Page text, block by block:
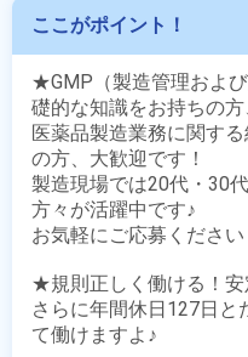
ここがポイント！
★GMP（製造管理およ
礎的な知識をお持ちの方
医薬品製造業務に関す
の方、大歓迎です！
製造現場では20代・30
方々が活躍中です♪
お気軽にご応募ください
★規則正しく働ける！安
さらに年間休日127日と
て働けますよ♪